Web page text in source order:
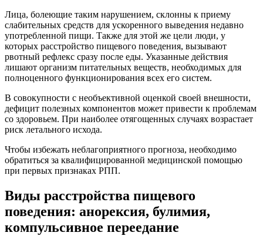
Лица, болеющие таким нарушением, склонны к приему
слабительных средств для ускоренного выведения недавно
употребленной пищи. Также для этой же цели люди, у
которых расстройство пищевого поведения, вызывают
рвотный рефлекс сразу после еды. Указанные действия
лишают организм питательных веществ, необходимых для
полноценного функционирования всех его систем.
В совокупности с необъективной оценкой своей внешности,
дефицит полезных компонентов может привести к проблемам
со здоровьем. При наиболее отягощенных случаях возрастает
риск летального исхода.
Чтобы избежать неблагоприятного прогноза, необходимо
обратиться за квалифицированной медицинской помощью
при первых признаках РПП.
Виды расстройства пищевого
поведения: анорексия, булимия,
компульсивное переедание